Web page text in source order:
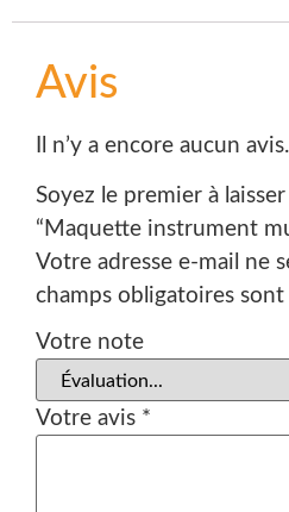
Avis
Il n’y a encore aucun avis.
Soyez le premier à
“Maquette instrument
Votre adresse e-mail ne
champs obligatoires
Votre note
Votre avis *